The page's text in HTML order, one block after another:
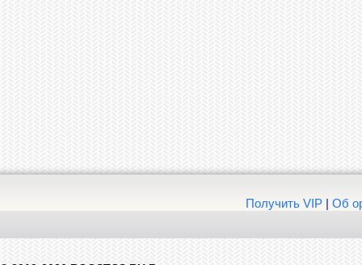
Получить VIP| Об